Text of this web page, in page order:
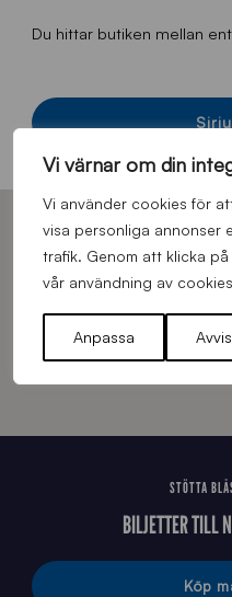
Vi värnar om din
Vi använder cookies för
visa personliga annonser
trafik. Genom att klicka
vår användning av
Anpassa
Du hittar butiken mellan
STÖTTA
BILJETTER TILL
Köp